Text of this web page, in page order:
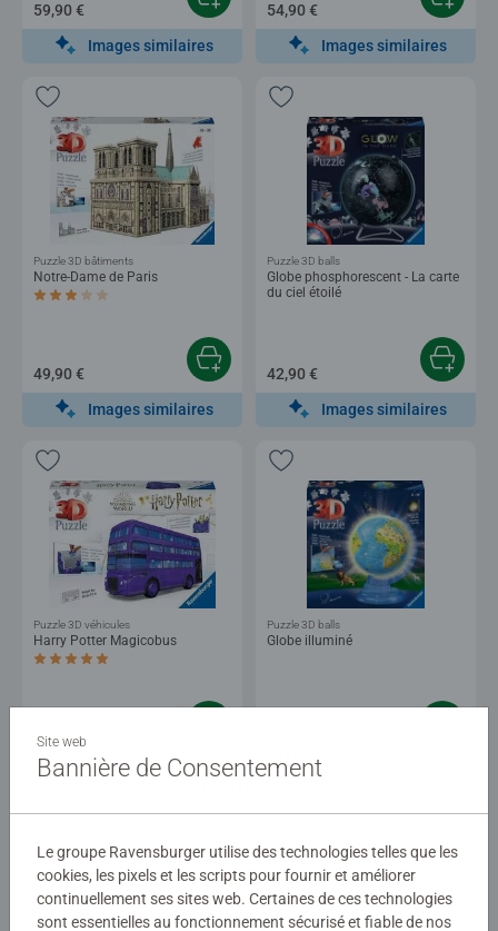
59,90 €
Images similaires
54,90 €
Images similaires
Notre-Dame de Paris
Average rating 3,0 out of 5 stars.
Puzzle 3D bâtiments
49,90 €
Images similaires
Globe phosphorescent - La carte
du ciel étoilé
Puzzle 3D balls
42,90 €
Images similaires
Harry Potter Magicobus
Average rating 5,0 out of 5 stars.
Puzzle 3D véhicules
39,90 €
Images similaires
Globe illuminé
Puzzle 3D balls
Images similaires
Site web
Bannière de Consentement
Le groupe Ravensburger utilise des technologies telles que les
cookies, les pixels et les scripts pour fournir et améliorer
continuellement ses sites web. Certaines de ces technologies
sont essentielles au fonctionnement sécurisé et fiable de nos